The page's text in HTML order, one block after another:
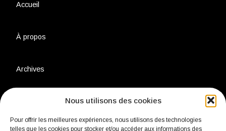
Nous utilisons des cookies
Pour offrir les meilleures expériences, nous utilisons des technologies
telles que les cookies pour stocker et/ou accéder aux informations des
Accueil
À propos
Archives
Charte environnementale